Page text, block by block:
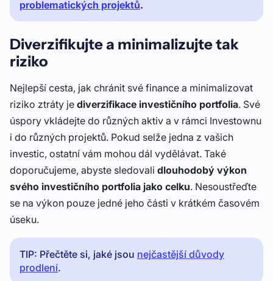
problematických projektů.
Diverzifikujte a minimalizujte tak
riziko
Nejlepší cesta, jak chránit své finance a minimalizovat
riziko ztráty je diverzifikace investičního portfolia. Své
úspory vkládejte do různých aktiv a v rámci Investownu
i do různých projektů. Pokud selže jedna z vašich
investic, ostatní vám mohou dál vydělávat. Také
doporučujeme, abyste sledovali dlouhodobý výkon
svého investičního portfolia jako celku. Nesoustřeďte
se na výkon pouze jedné jeho části v krátkém časovém
úseku.
TIP: Přečtěte si, jaké jsou nejčastější důvody
prodlení.